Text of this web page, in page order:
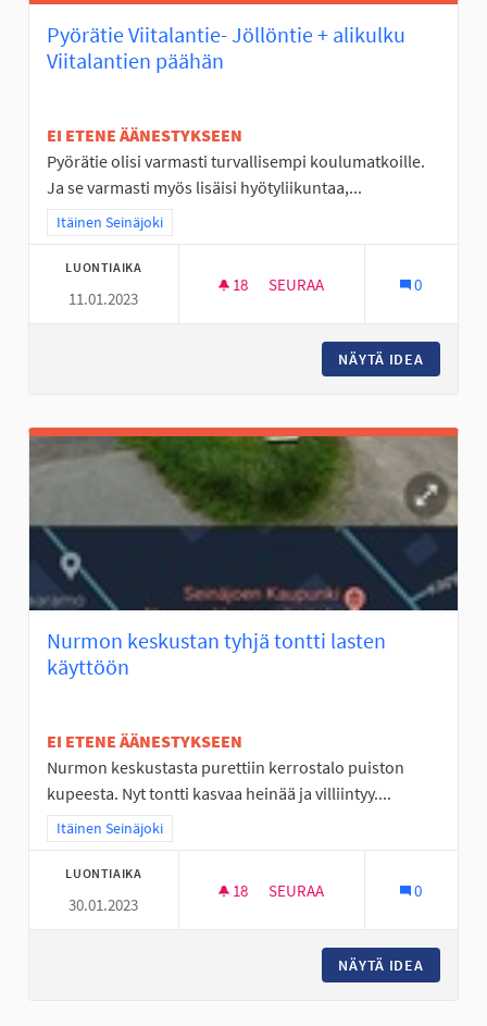
Pyörätie Viitalantie- Jöllöntie + alikulku
Viitalantien päähän
EI ETENE ÄÄNESTYKSEEN
Pyörätie olisi varmasti turvallisempi koulumatkoille.
Ja se varmasti myös lisäisi hyötyliikuntaa,...
Rajaa tulokset teeman mukaan: Itäinen Seinäjoki
Itäinen Seinäjoki
LUONTIAIKA
11.01.2023
18 18 SEURAAJAA
SEURAA 0
NÄYTÄ IDEA
Nurmon keskustan tyhjä tontti lasten
käyttöön
EI ETENE ÄÄNESTYKSEEN
Nurmon keskustasta purettiin kerrostalo puiston
kupeesta. Nyt tontti kasvaa heinää ja villiintyy....
Rajaa tulokset teeman mukaan: Itäinen Seinäjoki
Itäinen Seinäjoki
LUONTIAIKA
30.01.2023
18 18 SEURAAJAA
SEURAA 0
NÄYTÄ IDEA